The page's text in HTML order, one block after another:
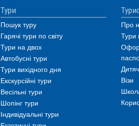
Тури
Пошук туру
Гарячі тури по світу
Тури на двох
Автобусні тури
Тури вихідного дня
Екскурсійні тури
Весільні тури
Шопінг тури
Індивідуальні тури
Про
Тури
Візи